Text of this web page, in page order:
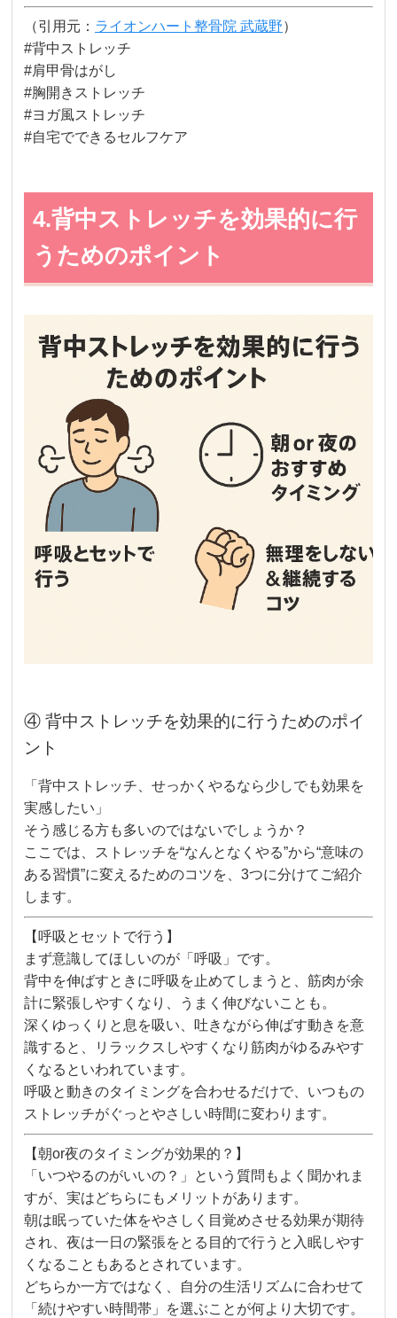
（引用元： ライオンハート整骨院 武蔵野）
#背中ストレッチ
#肩甲骨はがし
#胸開きストレッチ
#ヨガ風ストレッチ
#自宅でできるセルフケア
4.背中ストレッチを効果的に行
うためのポイント
④ 背中ストレッチを効果的に行うためのポイ
ント
「背中ストレッチ、せっかくやるなら少しでも効果を
実感したい」
そう感じる方も多いのではないでしょうか？
ここでは、ストレッチを“なんとなくやる”から“意味の
ある習慣”に変えるためのコツを、3つに分けてご紹介
します。
【呼吸とセットで行う】
まず意識してほしいのが「呼吸」です。
背中を伸ばすときに呼吸を止めてしまうと、筋肉が余
計に緊張しやすくなり、うまく伸びないことも。
深くゆっくりと息を吸い、吐きながら伸ばす動きを意
識すると、リラックスしやすくなり筋肉がゆるみやす
くなるといわれています。
呼吸と動きのタイミングを合わせるだけで、いつもの
ストレッチがぐっとやさしい時間に変わります。
【朝or夜のタイミングが効果的？】
「いつやるのがいいの？」という質問もよく聞かれま
すが、実はどちらにもメリットがあります。
朝は眠っていた体をやさしく目覚めさせる効果が期待
され、夜は一日の緊張をとる目的で行うと入眠しやす
くなることもあるとされています。
どちらか一方ではなく、自分の生活リズムに合わせて
「続けやすい時間帯」を選ぶことが何より大切です。